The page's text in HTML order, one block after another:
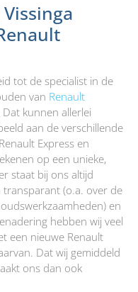
tot de specialist in de
van Renault
kunnen allerlei
aan de verschillende
Express en
op een unieke,
staat bij ons altijd
transparant (o.a. over de
en
hebben wij veel
een nieuwe Renault
Dat wij gemiddeld
ons dan ook